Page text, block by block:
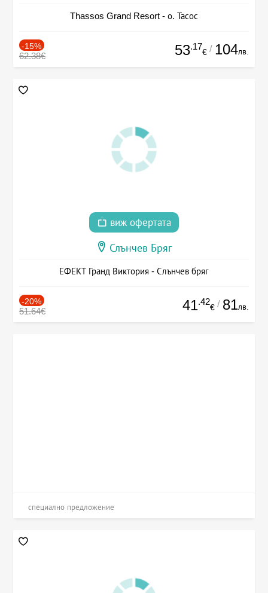
Thassos Grand Resort - о. Тасос
-15%
62.38€ 53.17
€ / 104лв.
виж офертата
Слънчев Бряг
ЕФЕКТ Гранд Виктория - Слънчев бряг
-20%
51.64€ 41.42
€ / 81лв.
специално предложение